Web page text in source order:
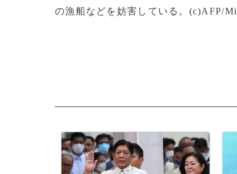
の漁船などを妨害している。(c)AFP/